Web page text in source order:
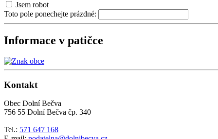
Jsem robot
Toto pole ponechejte prázdné:
Informace v patičce
Kontakt
Obec Dolní Bečva
756 55 Dolní Bečva čp. 340
Tel.: 571 647 168